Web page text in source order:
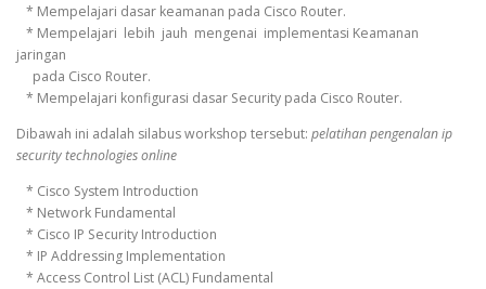
* Mempelajari dasar keamanan pada Cisco Router.
* Mempelajari lebih jauh mengenai implementasi Keamanan
jaringan
pada Cisco Router.
* Mempelajari konfigurasi dasar Security pada Cisco Router.
Dibawah ini adalah silabus workshop tersebut: pelatihan pengenalan ip
security technologies online
* Cisco System Introduction
* Network Fundamental
* Cisco IP Security Introduction
* IP Addressing Implementation
* Access Control List (ACL) Fundamental